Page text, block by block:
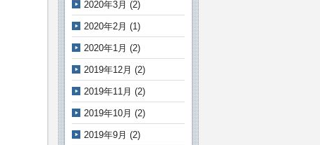
2020年3月 (2)
2020年2月 (1)
2020年1月 (2)
2019年12月 (2)
2019年11月 (2)
2019年10月 (2)
2019年9月 (2)